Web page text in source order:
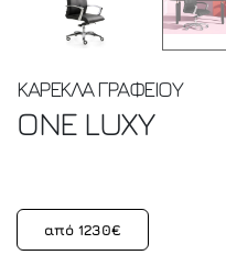
ΚΑΡΕΚΛΑ ΓΡΑΦΕΙΟΥ
ONE LUXY
από 1230€